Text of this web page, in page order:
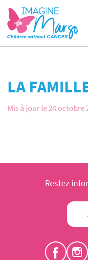
LA
Mis à jour le 24 octobre
Restez